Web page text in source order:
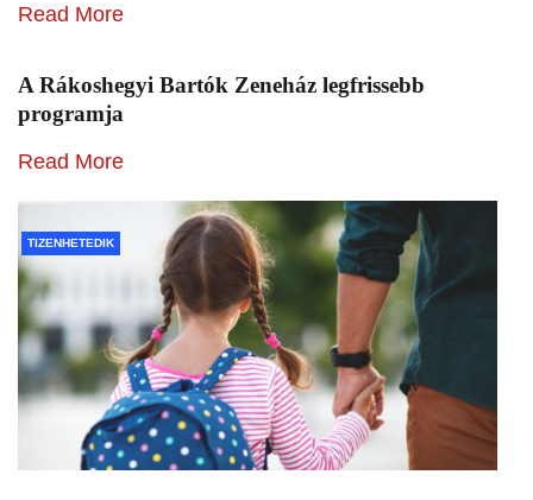
Read More
A Rákoshegyi Bartók Zeneház legfrissebb
programja
Read More
TIZENHETEDIK